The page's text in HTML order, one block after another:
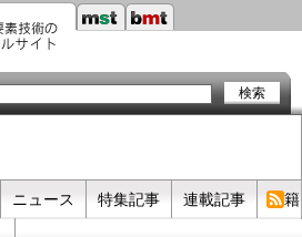
ニュース 特集記事 連載記事 書